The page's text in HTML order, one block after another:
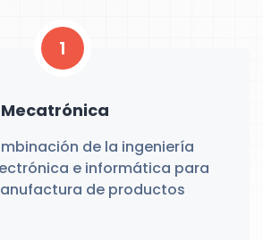
1
de la ingeniería
e informática para
de productos